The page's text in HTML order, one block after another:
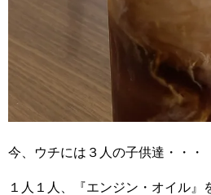
今、ウチには３人の子供達・・・
１人１人、『エンジン・オイル』